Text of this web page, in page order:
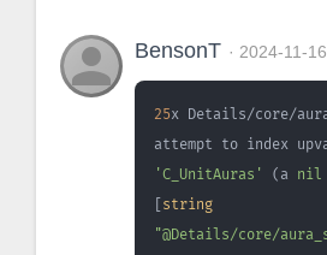
person BensonT · 2024-11-
25x Details/core/
'C_UnitAuras'
(a nil
string
"@Details/core/